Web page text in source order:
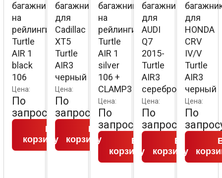
багажника
на
рейлинги
Turtle
AIR 1
black
106
Цена:
По
запросу
В
корзину
багажника
для
Cadillac
XT5
Turtle
AIR3
черный
Цена:
По
запросу
В
корзину
багажника
на
рейлинги
Turtle
AIR 1
silver
106 +
CLAMP3
Цена:
По
запросу
В
корзину
багажника
для
AUDI
Q7
2015-
Turtle
AIR3
серебро
Цена:
По
запросу
В
корзину
для
HONDA
CRV
IV/V
Turtle
AIR3
черный
Цена:
По